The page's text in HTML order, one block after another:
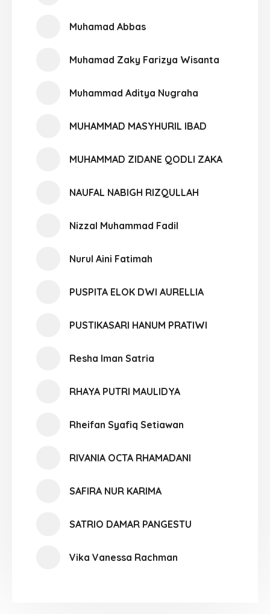
Muhamad Abbas
Muhamad Zaky Farizya Wisanta
Muhammad Aditya Nugraha
MUHAMMAD MASYHURIL IBAD
MUHAMMAD ZIDANE QODLI ZAKA
NAUFAL NABIGH RIZQULLAH
Nizzal Muhammad Fadil
Nurul Aini Fatimah
PUSPITA ELOK DWI AURELLIA
PUSTIKASARI HANUM PRATIWI
Resha Iman Satria
RHAYA PUTRI MAULIDYA
Rheifan Syafiq Setiawan
RIVANIA OCTA RHAMADANI
SAFIRA NUR KARIMA
SATRIO DAMAR PANGESTU
Vika Vanessa Rachman